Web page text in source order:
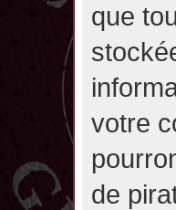
que
votre
de